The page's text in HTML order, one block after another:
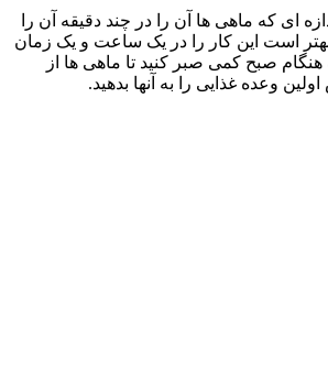
ای که ماهی ها آن را در چند دقیقه آن را
بهتر است این کار را در یک ساعت و یک زمان
صبح کمی صبر کنید تا ماهی ها از
وعده غذایی را به آنها بدهید.